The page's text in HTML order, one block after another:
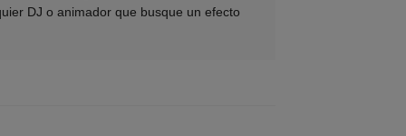
DJ o animador que busque un efecto